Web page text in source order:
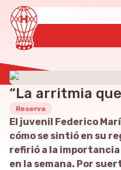
“La arritmia
Reserva
El juvenil Federico
cómo se sintió en su
refirió a la
en la semana. Por